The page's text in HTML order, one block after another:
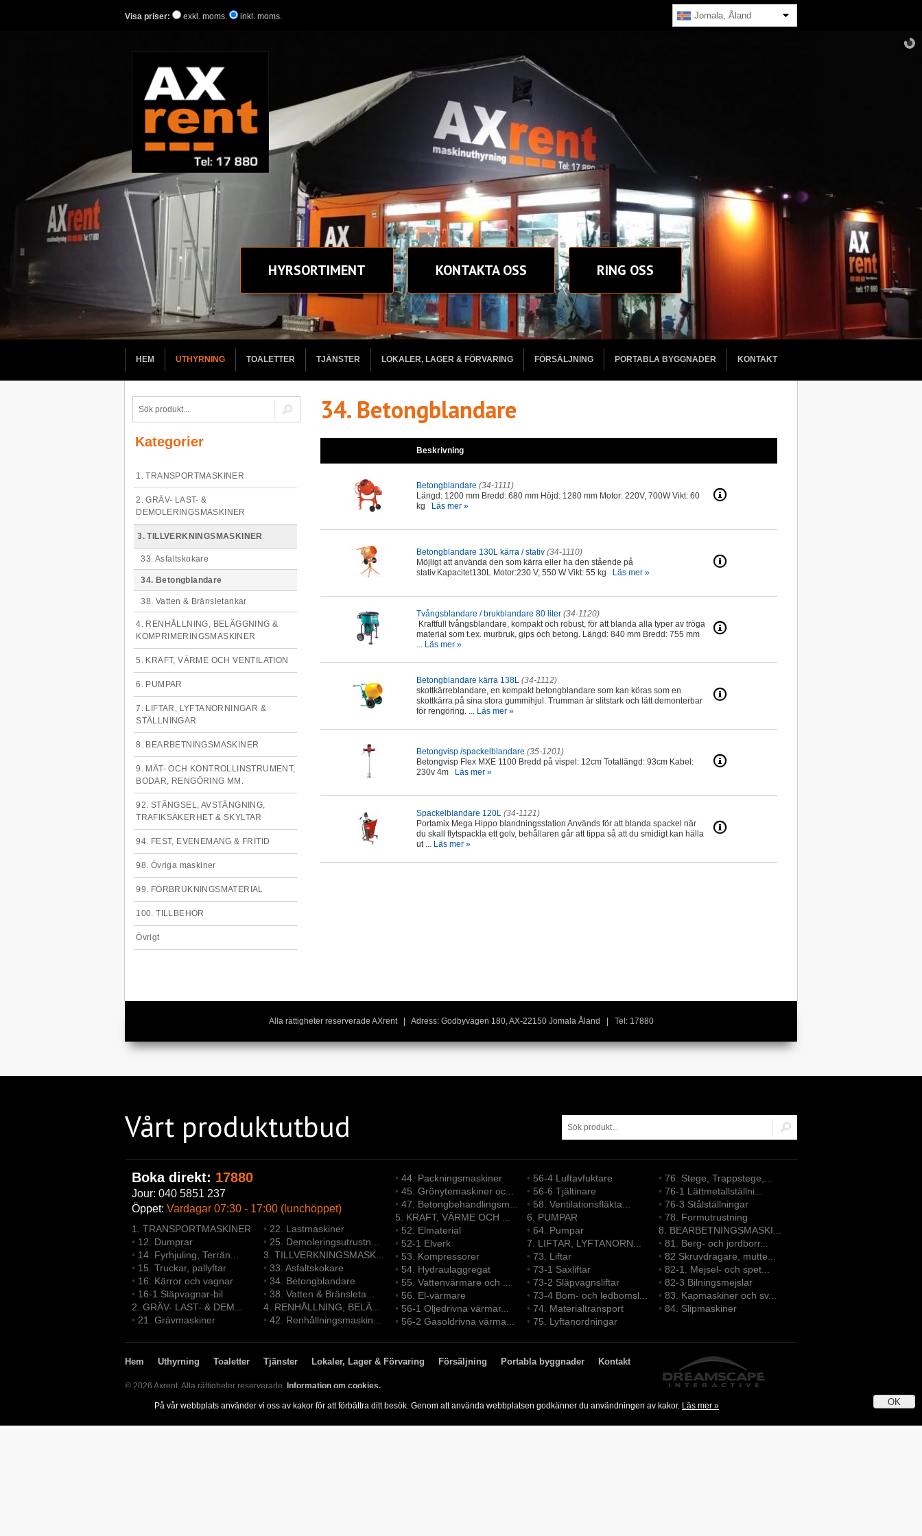
Jomala, Åland
Visa priser: exkl. moms. inkl. moms.
HYRSORTIMENT KONTAKTA OSS RING OSS
HEM UTHYRNING TOALETTER TJÄNSTER LOKALER, LAGER & FÖRVARING FÖRSÄLJNING PORTABLA BYGGNADER KONTAKT
Kategorier
1. TRANSPORTMASKINER
2. GRÄV- LAST- &
DEMOLERINGSMASKINER
3. TILLVERKNINGSMASKINER
33. Asfaltskokare
34. Betongblandare
38. Vatten & Bränsletankar
4. RENHÅLLNING, BELÄGGNING &
KOMPRIMERINGSMASKINER
5. KRAFT, VÄRME OCH VENTILATION
6. PUMPAR
7. LIFTAR, LYFTANORNINGAR &
STÄLLNINGAR
8. BEARBETNINGSMASKINER
9. MÄT- OCH KONTROLLINSTRUMENT,
BODAR, RENGÖRING MM.
92. STÄNGSEL, AVSTÄNGNING,
TRAFIKSÄKERHET & SKYLTAR
94. FEST, EVENEMANG & FRITID
98. Övriga maskiner
99. FÖRBRUKNINGSMATERIAL
100. TILLBEHÖR
Övrigt
34. Betongblandare
Beskrivning
Betongblandare (34-1111)
Längd: 1200 mm Bredd: 680 mm Höjd: 1280 mm Motor: 220V, 700W Vikt: 60
kg
Läs mer »
Betongblandare 130L kärra / stativ (34-1110)
Möjligt att använda den som kärra eller ha den stående på
stativ.Kapacitet130L Motor:230 V, 550 W Vikt: 55 kg
Läs mer »
Tvångsblandare / brukblandare 80 liter (34-1120)
Kraftfull tvångsblandare, kompakt och robust, för att blanda alla typer av tröga
material som t.ex. murbruk, gips och betong. Längd: 840 mm Bredd: 755 mm
... Läs mer »
Betongblandare kärra 138L (34-1112)
skottkärreblandare, en kompakt betongblandare som kan köras som en
skottkärra på sina stora gummihjul. Trumman är slitstark och lätt demonterbar
för rengöring. ... Läs mer »
Betongvisp /spackelblandare (35-1201)
Betongvisp Flex MXE 1100 Bredd på vispel: 12cm Totallängd: 93cm Kabel:
230v 4m
Läs mer »
Spackelblandare 120L (34-1121)
Portamix Mega Hippo blandningsstation Används för att blanda spackel när
du skall flytspackla ett golv, behållaren går att tippa så att du smidigt kan hälla
ut ... Läs mer »
Alla rättigheter reserverade AXrent | Adress: Godbyvägen 180, AX-22150 Jomala Åland | Tel: 17880
Vårt produktutbud
Boka direkt: 17880
Jour: 040 5851 237
Öppet: Vardagar 07:30 - 17:00 (lunchöppet)
1. TRANSPORTMASKINER
• 12. Dumprar
• 14. Fyrhjuling, Terrän...
• 15. Truckar, pallyftar
• 16. Kärror och vagnar
• 16-1 Släpvagnar-bil
2. GRÄV- LAST- & DEM...
• 21. Grävmaskiner
• 22. Lastmaskiner
• 25. Demoleringsutrustn...
3. TILLVERKNINGSMASK...
• 33. Asfaltskokare
• 34. Betongblandare
• 38. Vatten & Bränsleta...
4. RENHÅLLNING, BELÄ...
• 42. Renhållningsmaskin...
• 44. Packningsmaskiner
• 45. Grönytemaskiner oc...
• 47. Betongbehandlingsm...
5. KRAFT, VÄRME OCH ...
• 52. Elmaterial
• 52-1 Elverk
• 53. Kompressorer
• 54. Hydraulaggregat
• 55. Vattenvärmare och ...
• 56. El-värmare
• 56-1 Oljedrivna värmar...
• 56-2 Gasoldrivna värma...
• 56-4 Luftavfuktare
• 56-6 Tjältinare
• 58. Ventilationsfläkta...
6. PUMPAR
• 64. Pumpar
7. LIFTAR, LYFTANORN...
• 73. Liftar
• 73-1 Saxliftar
• 73-2 Släpvagnsliftar
• 73-4 Bom- och ledbomsl...
• 74. Materialtransport
• 75. Lyftanordningar
• 76. Stege, Trappstege,...
• 76-1 Lättmetallställni...
• 76-3 Stålställningar
• 78. Formutrustning
8. BEARBETNINGSMASKI...
• 81. Berg- och jordborr...
• 82 Skruvdragare, mutte...
• 82-1. Mejsel- och spet...
• 82-3 Bilningsmejslar
• 83. Kapmaskiner och sv...
• 84. Slipmaskiner
Hem Uthyrning Toaletter Tjänster Lokaler, Lager & Förvaring Försäljning Portabla byggnader Kontakt
© 2026 Axrent. Alla rättigheter reserverade. Information om cookies.
OK
På vår webbplats använder vi oss av kakor för att förbättra ditt besök. Genom att använda webbplatsen godkänner du användningen av kakor. Läs mer »